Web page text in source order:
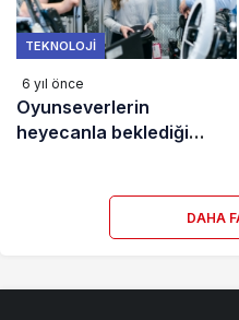
TEKNOLOJI
6 yıl önce
Oyunseverlerin
heyecanla beklediği
DAHA